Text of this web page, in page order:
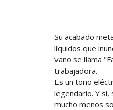
Su acabado
líquidos que
vano se llama
trabajadora.
Es un tono
legendario. Y
mucho menos